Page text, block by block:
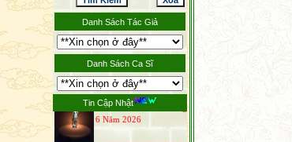
Danh Sách Tác Giả
Danh Sách Ca Sĩ
Tin Cập Nhật
Thông Báo Đại Lễ Vu
Lan Báo Hiếu Năm 2026
Tin Tức Phật Giáo Thế
Giới Tuần Thứ 1 Tháng
7 Năm 2026
Tin Tức Phật Giáo Thế
Giới Tuần Thứ 4 Tháng
6 Năm 2026
Tin Tức Phật Giáo Thế